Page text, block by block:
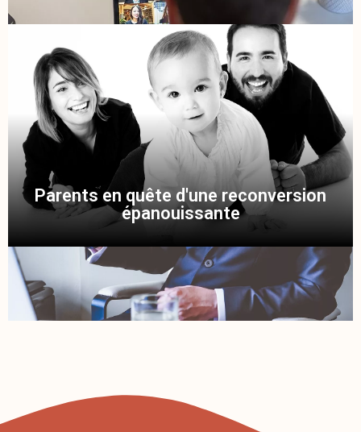
Parents en quête d'une reconversion
épanouissante